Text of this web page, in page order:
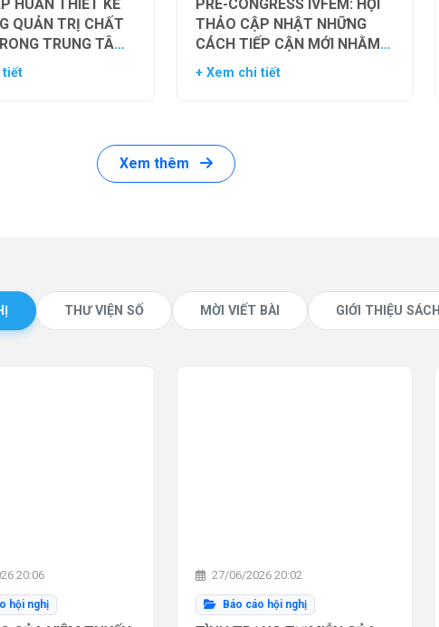
HUẤN THIẾT KẾ
QUẢN TRỊ CHẤT
TRUNG TÂM
TRONG ỐNG
tiết
PRE-CONGRESS IVFEM: HỘI
THẢO CẬP NHẬT NHỮNG
CÁCH TIẾP CẬN MỚI NHẰM
TỐI ƯU HÓA TỶ LỆ THÀNH
+ Xem chi tiết
Xem thêm
THƯ VIỆN SỐ MỜI VIẾT BÀI GIỚI THIỆU SÁCH
20:06
hội nghị
27/06/2026 20:02
Báo cáo hội nghị